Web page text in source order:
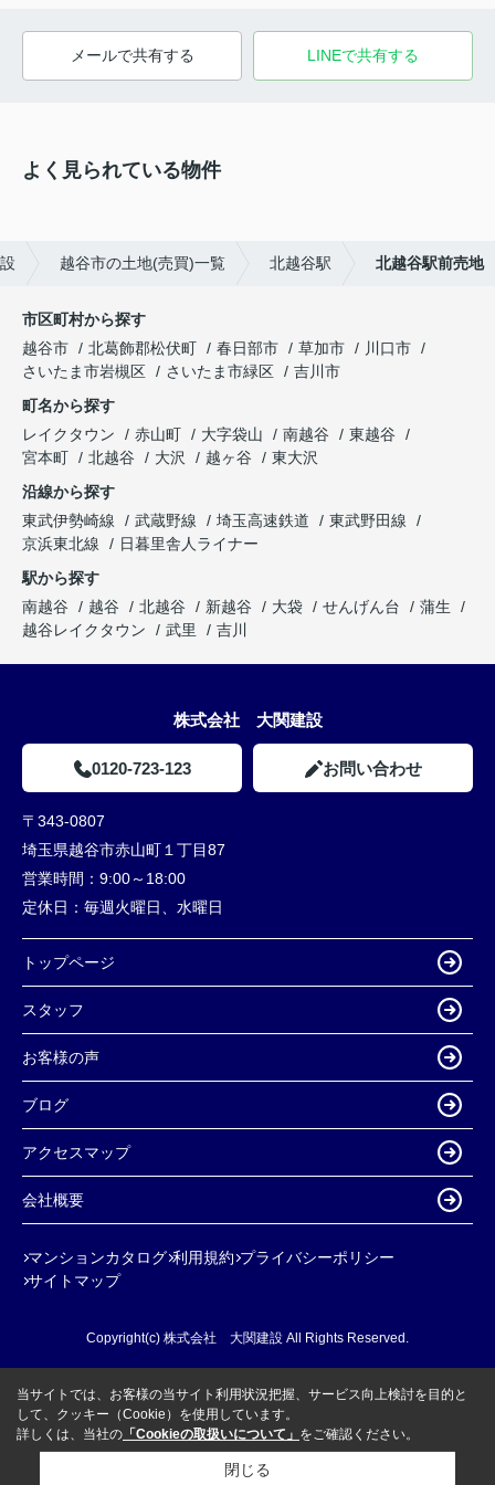
メールで共有する LINEで共有する
よく見られている物件
越谷市の土地(売買)一覧 北越谷駅 北越谷駅前売地
市区町村から探す
越谷市
北葛飾郡松伏町 春日部市 草加市
川口市
さいたま市岩槻区
さいたま市緑区
吉川市
町名から探す
レイクタウン
赤山町 大字袋山 南越谷
東越谷
宮本町
北越谷 大沢 越ヶ谷
東大沢
沿線から探す
東武伊勢崎線
武蔵野線 埼玉高速鉄道
東武野田線
京浜東北線
日暮里舎人ライナー
駅から探す
南越谷
越谷 北越谷 新越谷 大袋 せんげん台
蒲生
越谷レイクタウン
武里 吉川
株式会社 大関建設
0120-723-123 お問い合わせ
〒343-0807
埼玉県越谷市赤山町１丁目87
営業時間： 9:00～18:00
定休日： 毎週火曜日、水曜日
トップページ
スタッフ
お客様の声
ブログ
アクセスマップ
会社概要
マンションカタログ 利用規約 プライバシーポリシー
サイトマップ
Copyright(c) 株式会社 大関建設 All Rights Reserved.
当サイトでは、お客様の当サイト利用状況把握、サービス向上検討を目的と
して、クッキー（Cookie）を使用しています。
詳しくは、当社の 「Cookieの取扱いについて」 をご確認ください。
閉じる